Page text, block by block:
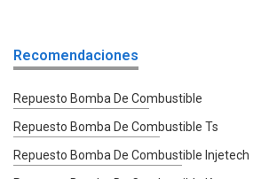
Recomendaciones
Repuesto Bomba De Combustible
Repuesto Bomba De Combustible Ts
Repuesto Bomba De Combustible Injetech